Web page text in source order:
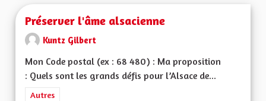
Préserver l'âme alsacienne
Kuntz Gilbert
Mon Code postal (ex : 68 480) : Ma proposition
: Quels sont les grands défis pour l’Alsace de...
Filtrer les résultats de la catégorie : Autres
Autres